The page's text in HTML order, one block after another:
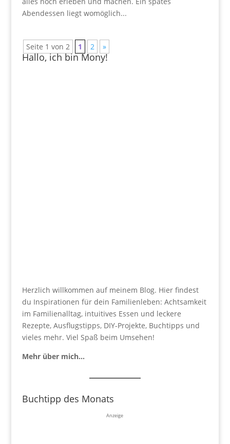
Abendessen liegt womöglich...
Seite 1 von 2 1 2 »
Hallo, ich bin Mony!
Herzlich willkommen auf meinem Blog. Hier findest
du Inspirationen für dein Familienleben: Achtsamkeit
im Familienalltag, intuitives Essen und leckere
Rezepte, Ausflugstipps, DIY-Projekte, Buchtipps und
vieles mehr. Viel Spaß beim Umsehen!
Mehr über mich…
Buchtipp des Monats
Anzeige